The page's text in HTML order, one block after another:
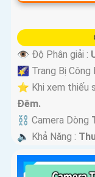
👁 Độ Phân giải :
🌠 Trang Bị Công
⭐ Khi xem thiếu
Ðêm.
⛓ Camera Dòng
️🔈 Khả Năng :